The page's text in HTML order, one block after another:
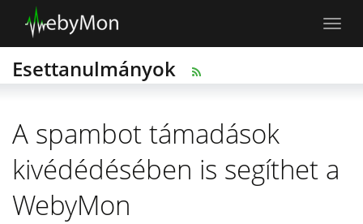
Esettanulmányok
A spambot támadások
kivédédésében is segíthet a
WebyMon